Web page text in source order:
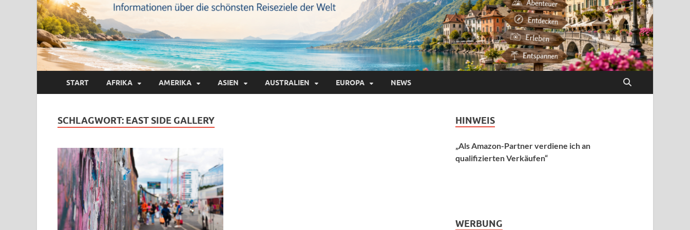
START AFRIKA AMERIKA ASIEN AUSTRALIEN EUROPA NEWS
SCHLAGWORT: EAST SIDE GALLERY HINWEIS
„Als Amazon-Partner verdiene ich an
qualifizierten Verkäufen“
WERBUNG